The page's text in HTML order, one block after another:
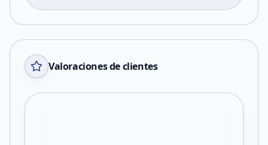
Valoraciones de clientes